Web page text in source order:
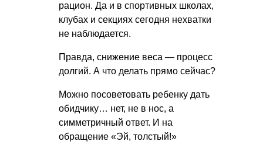
рацион. Да и в спортивных школах,
клубах и секциях сегодня нехватки
не наблюдается.
Правда, снижение веса — процесс
долгий. А что делать прямо сейчас?
Можно посоветовать ребенку дать
обидчику… нет, не в нос, а
симметричный ответ. И на
обращение «Эй, толстый!»